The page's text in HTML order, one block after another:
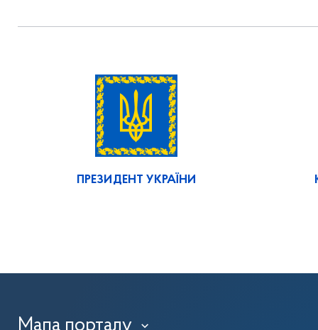
ПРЕЗИДЕНТ УКРАЇНИ
Мапа порталу ›